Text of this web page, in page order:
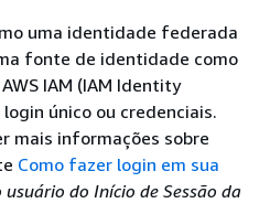
uma identidade federada
fonte de identidade como
IAM (IAM Identity
único ou credenciais.
mais informações sobre
Como fazer login em sua
usuário do Início de Sessão da